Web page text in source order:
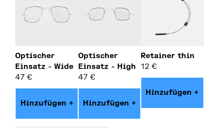
Optischer
Einsatz - Wide
47 €
Hinzufügen +
Optischer
Einsatz - High
47€
Hinzufügen +
Retainer thin
12 €
Hinzufügen +